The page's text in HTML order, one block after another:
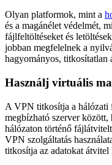
Olyan platformok, mint a
és a magánélet védelmét,
fájlfeltöltéseket és
jobban megfelelnek a
hagyományos, titkosítatlan
Használj virtuális
A VPN titkosítja a hálózati
megbízható szerver
hálózaton történő
VPN szolgáltatás
titkosítja az adatokat